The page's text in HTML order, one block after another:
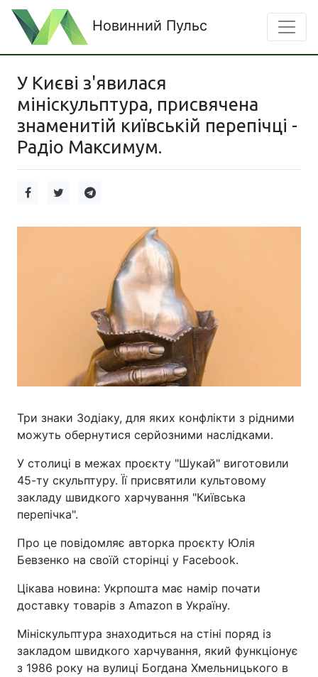
Новинний Пульс
У Києві з'явилася
мініскульптура, присвячена
знаменитій київській перепічці -
Радіо Максимум.
Три знаки Зодіаку, для яких конфлікти з рідними
можуть обернутися серйозними наслідками.
У столиці в межах проєкту "Шукай" виготовили
45-ту скульптуру. Її присвятили культовому
закладу швидкого харчування "Київська
перепічка".
Про це повідомляє авторка проєкту Юлія
Бевзенко на своїй сторінці у Facebook.
Цікава новина: Укрпошта має намір почати
доставку товарів з Amazon в Україну.
Мініскульптура знаходиться на стіні поряд із
закладом швидкого харчування, який функціонує
з 1986 року на вулиці Богдана Хмельницького в